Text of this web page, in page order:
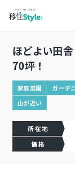
ほどよい田
70坪！
家庭菜園 ガーデ
山が近い
所在地
価格